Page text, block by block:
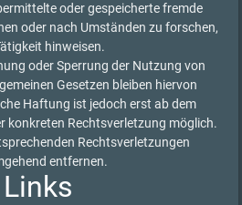
oder gespeicherte fremde
oder nach Umständen zu forschen,
hinweisen.
oder Sperrung der Nutzung von
Gesetzen bleiben hiervon
Haftung ist jedoch erst ab dem
konkreten Rechtsverletzung möglich.
Rechtsverletzungen
entfernen.